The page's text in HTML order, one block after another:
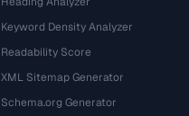
Keyword Density Analyzer
Readability Score
XML Sitemap Generator
Schema.org Generator